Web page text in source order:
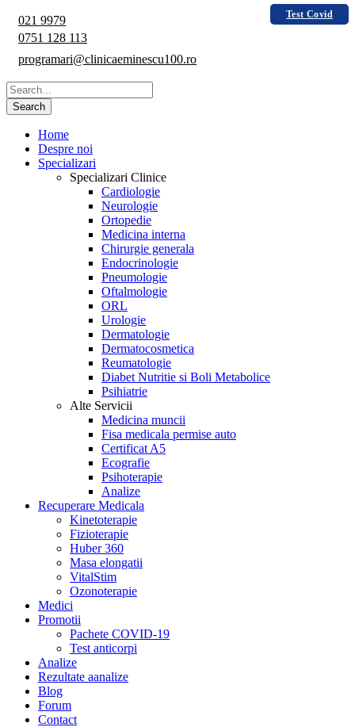
021 9979
0751 128 113
programari@clinicaeminescu100.ro
Test Covid
Home
Despre noi
Specializari
Specializari Clinice
Cardiologie
Neurologie
Ortopedie
Medicina interna
Chirurgie generala
Endocrinologie
Pneumologie
Oftalmologie
ORL
Urologie
Dermatologie
Dermatocosmetica
Reumatologie
Diabet Nutritie si Boli Metabolice
Psihiatrie
Alte Servicii
Medicina muncii
Fisa medicala permise auto
Certificat A5
Ecografie
Psihoterapie
Analize
Recuperare Medicala
Kinetoterapie
Fizioterapie
Huber 360
Masa elongatii
VitalStim
Ozonoterapie
Medici
Promotii
Pachete COVID-19
Test anticorpi
Analize
Rezultate aanalize
Blog
Forum
Contact